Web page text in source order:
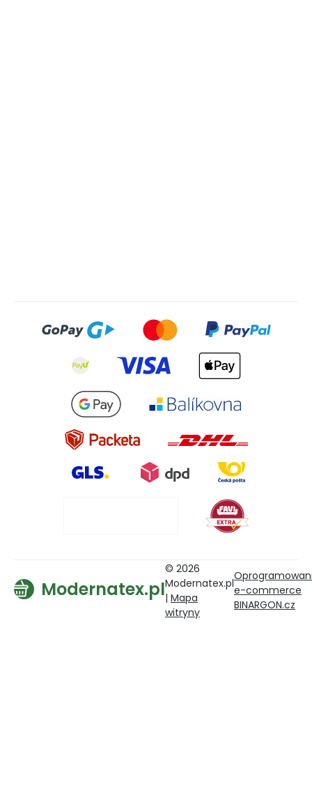
Modernatex.pl
© 2026
Modernatex.pl
| Mapa
witryny
e-commerce
BINARGON.cz